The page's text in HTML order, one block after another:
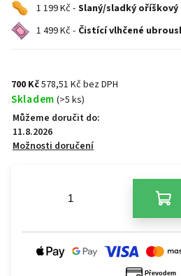
1 199 Kč - Slaný/sladký
1 499 Kč - Čistící vlhčené
700 Kč578,51 Kč bez DPH
Skladem (>5 ks)
Můžeme doručit do:
11.8.2026
Možnosti doručení